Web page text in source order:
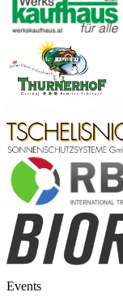
Events